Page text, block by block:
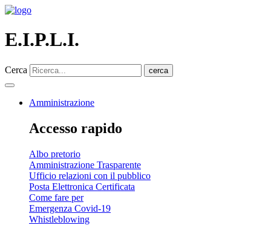
E.I.P.L.I.
Cerca cerca
Amministrazione
Accesso rapido
Albo pretorio
Amministrazione Trasparente
Ufficio relazioni con il pubblico
Posta Elettronica Certificata
Come fare per
Emergenza Covid-19
Whistleblowing